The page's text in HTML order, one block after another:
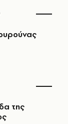
της